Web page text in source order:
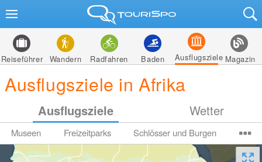
Reiseführer Wandern Radfahren Baden Ausflugsziele Magazin
Ausflugsziele in Afrika
Ausflugsziele Wetter
Museen Freizeitparks Schlösser und Burgen